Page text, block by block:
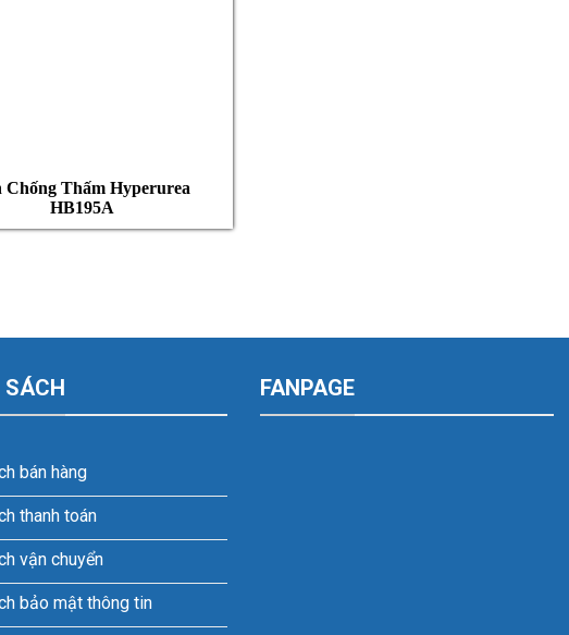
Chống Thấm Hyperurea
HB195A
SÁCH
bán hàng
thanh toán
vận chuyển
bảo mật thông tin
FANPAGE